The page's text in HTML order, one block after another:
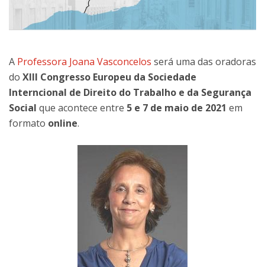
A Professora Joana Vasconcelos será uma das oradoras
do XIII Congresso Europeu da Sociedade
Interncional de Direito do Trabalho e da Segurança
Social que acontece entre 5 e 7 de maio de 2021 em
formato online.